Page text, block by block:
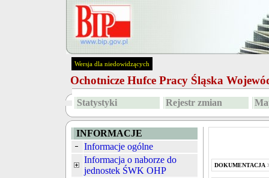
Wersja dla niedowidzących
Ochotnicze Hufce Pracy Śląska
Statystyki Rejestr zmian
INFORMACJE
Informacje ogólne
Informacja o naborze do
jednostek ŚWK OHP
DOKUMENTACJA